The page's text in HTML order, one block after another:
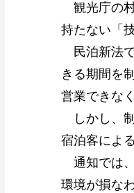
観光庁の
持たない「
民泊新法
きる期間を
営業できな
しかし、制
宿泊客によ
通知では
環境が損な